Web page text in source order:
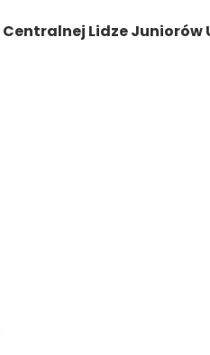
Centralnej Lidze Juniorów